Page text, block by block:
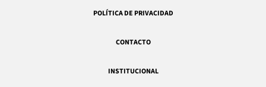
POLÍTICA DE PRIVACIDAD
CONTACTO
INSTITUCIONAL